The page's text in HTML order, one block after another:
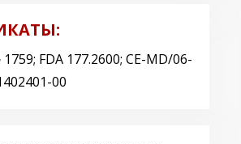
FDA 177.2600; CE-MD/06-
00